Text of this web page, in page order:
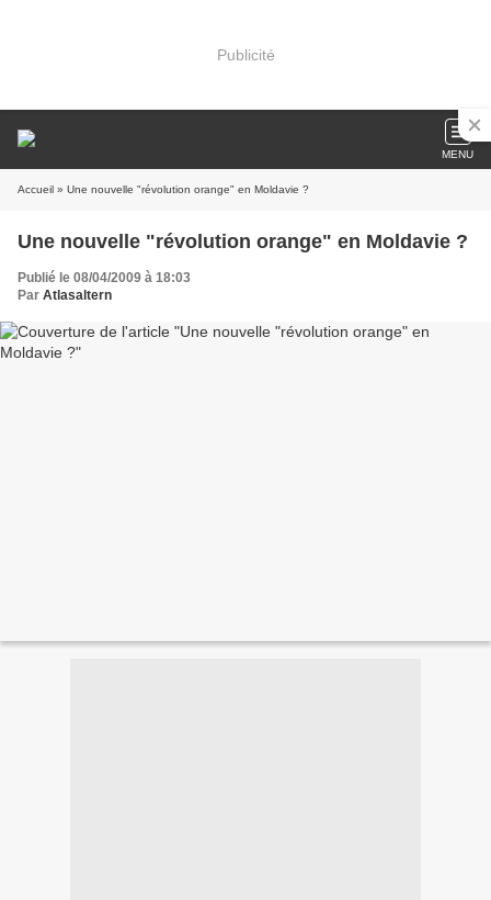
Publicité
MENU
Accueil » Une nouvelle "révolution orange" en Moldavie ?
Une nouvelle "révolution orange" en Moldavie ?
Publié le 08/04/2009 à 18:03
Par Atlasaltern